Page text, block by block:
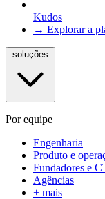
Kudos
→ Explorar a
Por equipe
Engenharia
Produto e
Fundadores e
Agências
+ mais